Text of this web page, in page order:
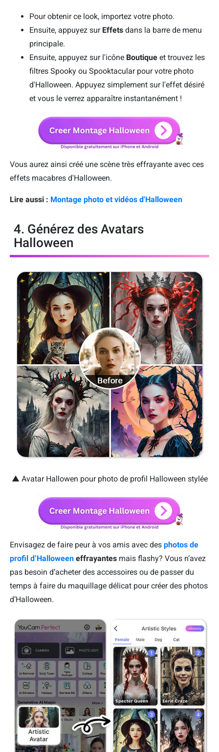
Pour obtenir ce look, importez votre photo.
Ensuite, appuyez sur Effets dans la barre de menu
principale.
Ensuite, appuyez sur l'icône Boutique et trouvez les
filtres Spooky ou Spooktacular pour votre photo
d'Halloween. Appuyez simplement sur l'effet désiré
et vous le verrez apparaître instantanément !
Vous aurez ainsi créé une scène très effrayante avec ces
effets macabres d'Halloween.
Lire aussi : Montage photo et vidéos d'Halloween
4. Générez des Avatars
Halloween
▲ Avatar Hallowen pour photo de profil Halloween stylée
Envisagez de faire peur à vos amis avec des photos de
profil d’Halloween effrayantes mais flashy? Vous n’avez
pas besoin d’acheter des accessoires ou de passer du
temps à faire du maquillage délicat pour créer des photos
d’Halloween.